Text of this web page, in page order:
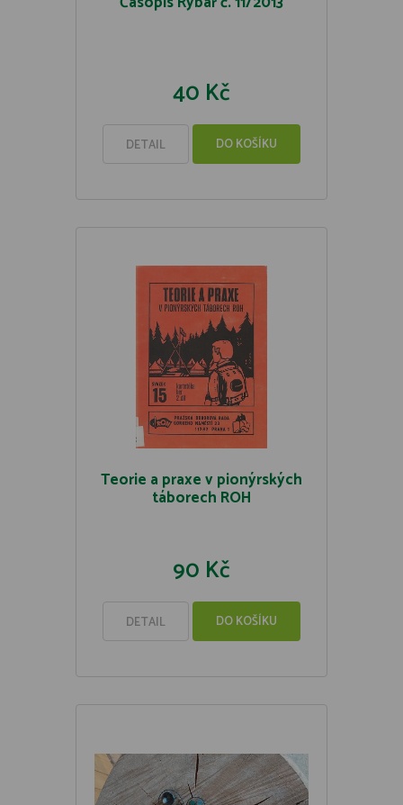
40 Kč
DETAIL DO KOŠÍKU
Teorie a praxe v pionýrských
táborech ROH
90 Kč
DETAIL DO KOŠÍKU